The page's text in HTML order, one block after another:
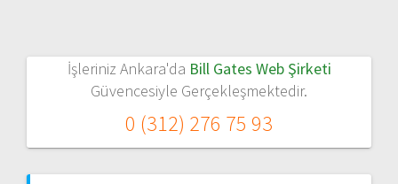
İşleriniz Ankara'da Bill Gates Web Şirketi
Güvencesiyle Gerçekleşmektedir.
0 (312) 276 75 93